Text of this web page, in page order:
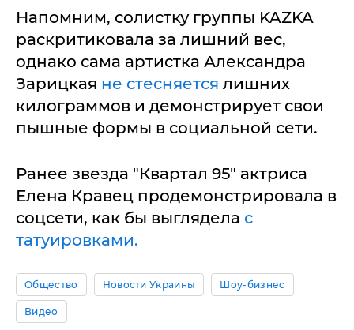
Напомним, солистку группы KAZKA
раскритиковала за лишний вес,
однако сама артистка Александра
Зарицкая не стесняется лишних
килограммов и демонстрирует свои
пышные формы в социальной сети.
Ранее звезда "Квартал 95" актриса
Елена Кравец продемонстрировала в
соцсети, как бы выглядела с
татуировками.
Общество Новости Украины Шоу-бизнес
Видео